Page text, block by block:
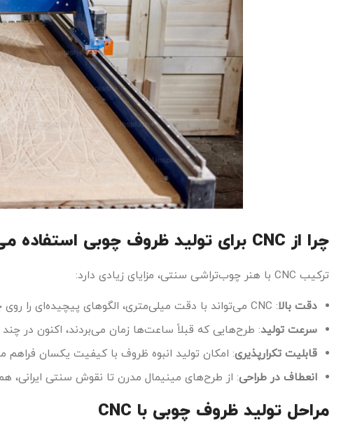
چرا از CNC برای تولید ظروف چوبی استفاده می‌شود؟
ترکیب CNC با هنر چوب‌تراشی سنتی، مزایای زیادی دارد:
دقت بالا: CNC می‌تواند با دقت میلی‌متری، الگوهای پیچیده‌ای را روی چوب اجرا کند.
سرعت تولید: طرح‌هایی که قبلاً ساعت‌ها زمان می‌بردند، اکنون در
قابلیت تکرارپذیری: امکان تولید انبوه ظروف با کیفیت یکسان فراهم
انعطاف در طراحی: از طرح‌های مینیمال مدرن تا نقوش سنتی ایرانی،
مراحل تولید ظروف چوبی با CNC